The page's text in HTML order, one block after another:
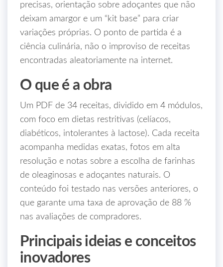
precisas, orientação sobre adoçantes que não
deixam amargor e um “kit base” para criar
variações próprias. O ponto de partida é a
ciência culinária, não o improviso de receitas
encontradas aleatoriamente na internet.
O que é a obra
Um PDF de 34 receitas, dividido em 4 módulos,
com foco em dietas restritivas (celíacos,
diabéticos, intolerantes à lactose). Cada receita
acompanha medidas exatas, fotos em alta
resolução e notas sobre a escolha de farinhas
de oleaginosas e adoçantes naturais. O
conteúdo foi testado nas versões anteriores, o
que garante uma taxa de aprovação de 88 %
nas avaliações de compradores.
Principais ideias e conceitos
inovadores